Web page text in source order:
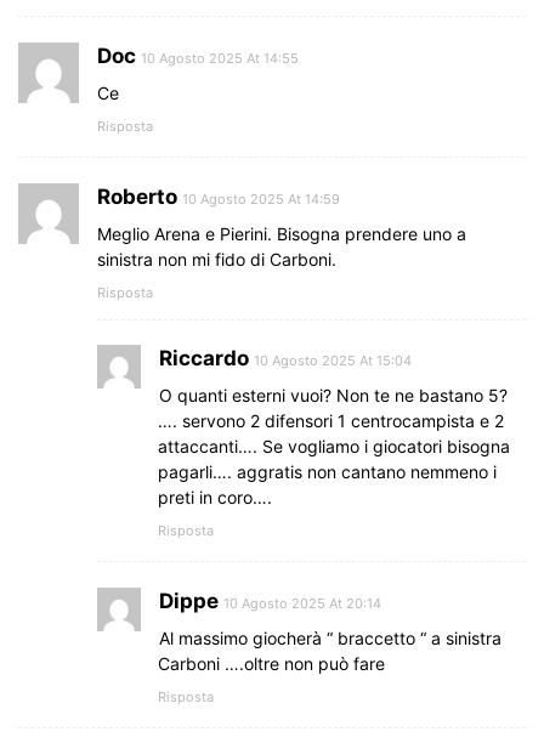
Doc 10 Agosto 2025 At 14:55
Ce
Risposta
Roberto 10 Agosto 2025 At 14:59
Meglio Arena e Pierini. Bisogna prendere uno a
sinistra non mi fido di Carboni.
Risposta
Riccardo 10 Agosto 2025 At 15:04
O quanti esterni vuoi? Non te ne bastano 5?
…. servono 2 difensori 1 centrocampista e 2
attaccanti…. Se vogliamo i giocatori bisogna
pagarli…. aggratis non cantano nemmeno i
preti in coro….
Risposta
Dippe 10 Agosto 2025 At 20:14
Al massimo giocherà “ braccetto “ a sinistra
Carboni ….oltre non può fare
Risposta